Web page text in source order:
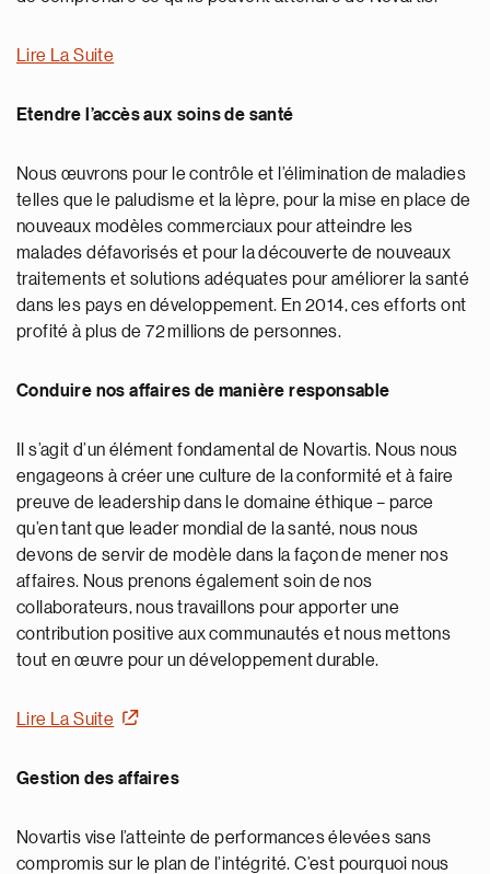
Lire La Suite
Etendre l’accès aux soins de santé
Nous œuvrons pour le contrôle et l’élimination de maladies
telles que le paludisme et la lèpre, pour la mise en place de
nouveaux modèles commerciaux pour atteindre les
malades défavorisés et pour la découverte de nouveaux
traitements et solutions adéquates pour améliorer la santé
dans les pays en développement. En 2014, ces efforts ont
profité à plus de 72 millions de personnes.
Conduire nos affaires de manière responsable
Il s’agit d’un élément fondamental de Novartis. Nous nous
engageons à créer une culture de la conformité et à faire
preuve de leadership dans le domaine éthique – parce
qu’en tant que leader mondial de la santé, nous nous
devons de servir de modèle dans la façon de mener nos
affaires. Nous prenons également soin de nos
collaborateurs, nous travaillons pour apporter une
contribution positive aux communautés et nous mettons
tout en œuvre pour un développement durable.
Lire La Suite
Gestion des affaires
Novartis vise l’atteinte de performances élevées sans
compromis sur le plan de l’intégrité. C’est pourquoi nous